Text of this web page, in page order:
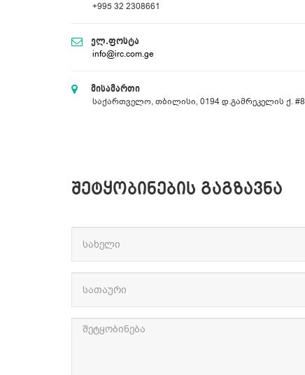
+995 32 2308661
ელ.ფოსტა
info@irc.com.ge
მისამართი
საქართველო, თბილისი, 0194 დ.გამრეკელის ქ. #8
ᲨᲔᲢᲧᲝᲑᲘᲜᲔᲑᲘᲡ ᲒᲐᲒᲖᲐᲕᲜᲐ